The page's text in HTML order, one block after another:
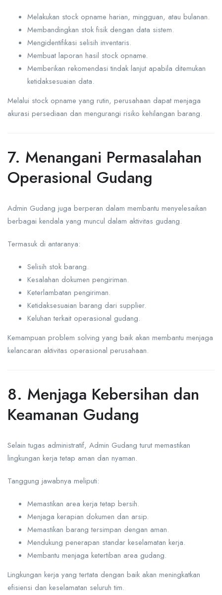
Melakukan stock opname harian, mingguan, atau bulanan.
Membandingkan stok fisik dengan data sistem.
Mengidentifikasi selisih inventaris.
Membuat laporan hasil stock opname.
Memberikan rekomendasi tindak lanjut apabila ditemukan
ketidaksesuaian data.
Melalui stock opname yang rutin, perusahaan dapat menjaga
akurasi persediaan dan mengurangi risiko kehilangan barang.
7. Menangani Permasalahan
Operasional Gudang
Admin Gudang juga berperan dalam membantu menyelesaikan
berbagai kendala yang muncul dalam aktivitas gudang.
Termasuk di antaranya:
Selisih stok barang.
Kesalahan dokumen pengiriman.
Keterlambatan pengiriman.
Ketidaksesuaian barang dari supplier.
Keluhan terkait operasional gudang.
Kemampuan problem solving yang baik akan membantu menjaga
kelancaran aktivitas operasional perusahaan.
8. Menjaga Kebersihan dan
Keamanan Gudang
Selain tugas administratif, Admin Gudang turut memastikan
lingkungan kerja tetap aman dan nyaman.
Tanggung jawabnya meliputi:
Memastikan area kerja tetap bersih.
Menjaga kerapian dokumen dan arsip.
Memastikan barang tersimpan dengan aman.
Mendukung penerapan standar keselamatan kerja.
Membantu menjaga ketertiban area gudang.
Lingkungan kerja yang tertata dengan baik akan meningkatkan
efisiensi dan keselamatan seluruh tim.